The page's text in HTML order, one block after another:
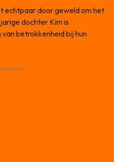
echtpaar door geweld om het
dochter Kim is
betrokkenheid bij hun
-